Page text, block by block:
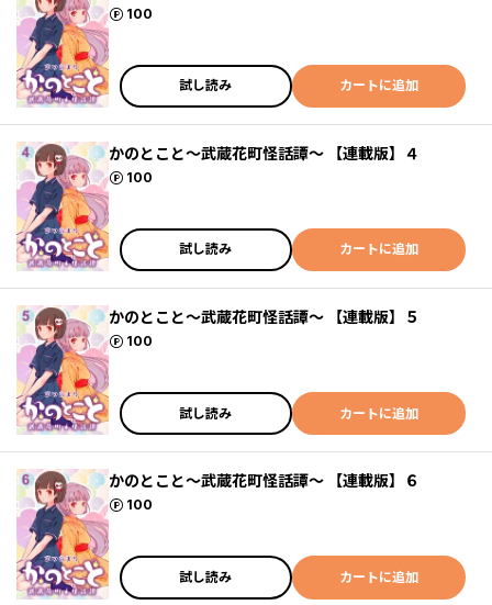
100
ポイント
試し読み カートに追加
かのとこと～武蔵花町怪話譚～ 【連載版】４
100
ポイント
試し読み カートに追加
かのとこと～武蔵花町怪話譚～ 【連載版】５
100
ポイント
試し読み カートに追加
かのとこと～武蔵花町怪話譚～ 【連載版】６
100
ポイント
試し読み カートに追加